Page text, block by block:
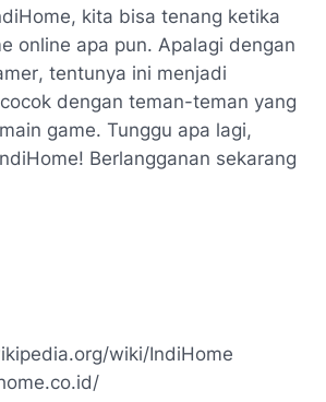
kita bisa tenang ketika
online apa pun. Apalagi dengan
, tentunya ini menjadi
dengan teman-teman yang
game. Tunggu apa lagi,
Berlangganan sekarang
wiki/IndiHome